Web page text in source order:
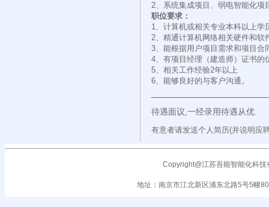
2、系统集成项目、弱电智能化项
职位要求：
1、计算机或相关专业本科以上学
2、精通计算机网络相关硬件和软
3、能根据用户项目需求和项目合
4、有项目经理（建造师）证书的
5、相关工作经验2年以上
6、能够良好的与客户沟通。
待遇面议,一经录用待遇从优.
有意者请发送个人简历(并说明应
Copyright@江苏吾能智能化科
地址：南京市江北新区浦东北路5号5幢